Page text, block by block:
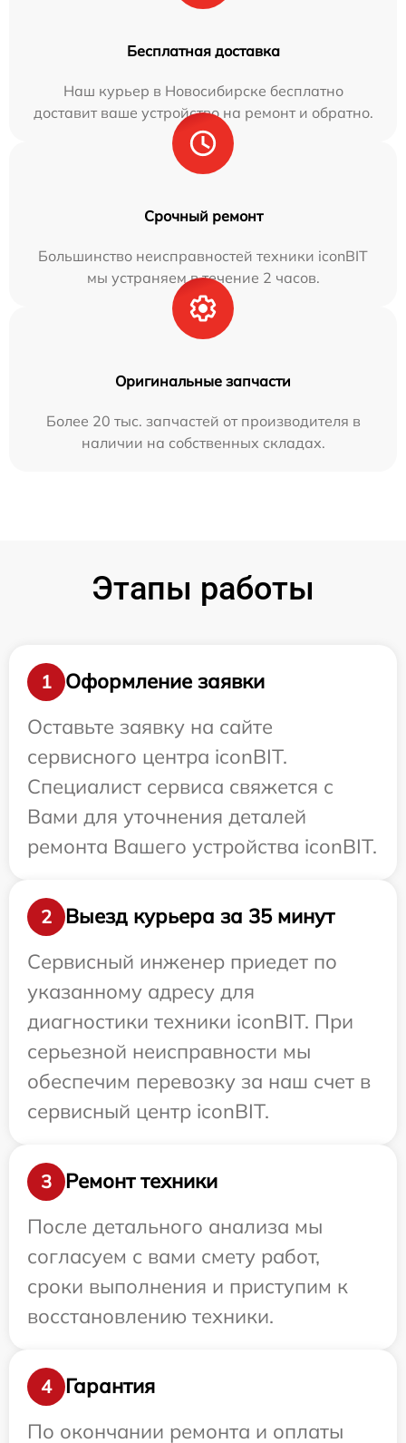
Бесплатная доставка
Наш курьер в Новосибирске бесплатно
доставит ваше устройство на ремонт и обратно.
Срочный ремонт
Большинство неисправностей техники iconBIT
мы устраняем в течение 2 часов.
Оригинальные запчасти
Более 20 тыс. запчастей от производителя в
наличии на собственных складах.
Этапы работы
1
Оформление заявки
Оставьте заявку на сайте
сервисного центра iconBIT.
Специалист сервиса свяжется с
Вами для уточнения деталей
ремонта Вашего устройства iconBIT.
2
Выезд курьера за 35 минут
Сервисный инженер приедет по
указанному адресу для
диагностики техники iconBIT. При
серьезной неисправности мы
обеспечим перевозку за наш счет в
сервисный центр iconBIT.
3
Ремонт техники
После детального анализа мы
согласуем с вами смету работ,
сроки выполнения и приступим к
восстановлению техники.
4
Гарантия
По окончании ремонта и оплаты